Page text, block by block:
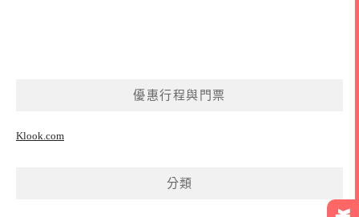
優惠行程與門票
Klook.com
分類